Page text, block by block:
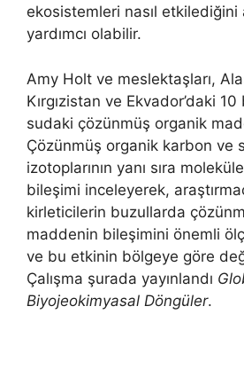
ekosistemleri nasıl etkilediğini
yardımcı olabilir.
Amy Holt ve meslektaşları,
Kırgızistan ve Ekvador’daki
sudaki çözünmüş organik
Çözünmüş organik karbon ve
izotoplarının yanı sıra
bileşimi inceleyerek,
kirleticilerin buzullarda
maddenin bileşimini önemli
ve bu etkinin bölgeye göre
Çalışma şurada yayınlandı
Biyojeokimyasal Döngüler.